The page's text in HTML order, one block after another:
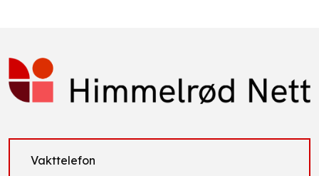
Vakttelefon